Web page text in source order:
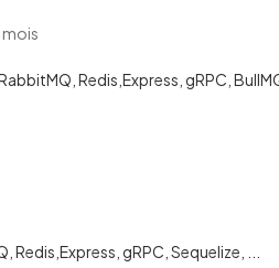
mois
Redis,Express, gRPC,
gRPC, Sequelize, ...